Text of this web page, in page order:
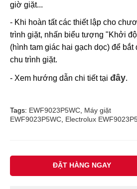
giờ giặt...
- Khi hoàn tất các thiết lập cho
trình giặt, nhấn biểu tượng "Khởi
(hình tam giác hai gạch dọc) để bắt
chu trình giặt.
- Xem hướng dẫn chi tiết tại đây.
Tags: EWF9023P5WC, Máy giặt
EWF9023P5WC, Electrolux
ĐẶT HÀNG NGAY